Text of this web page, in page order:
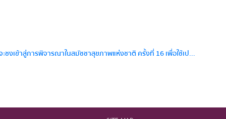
งเข้าสู่การพิจารณาในสมัชชาสุขภาพแห่งชาติ ครั้งที่ 16 เพื่อใช้เป...